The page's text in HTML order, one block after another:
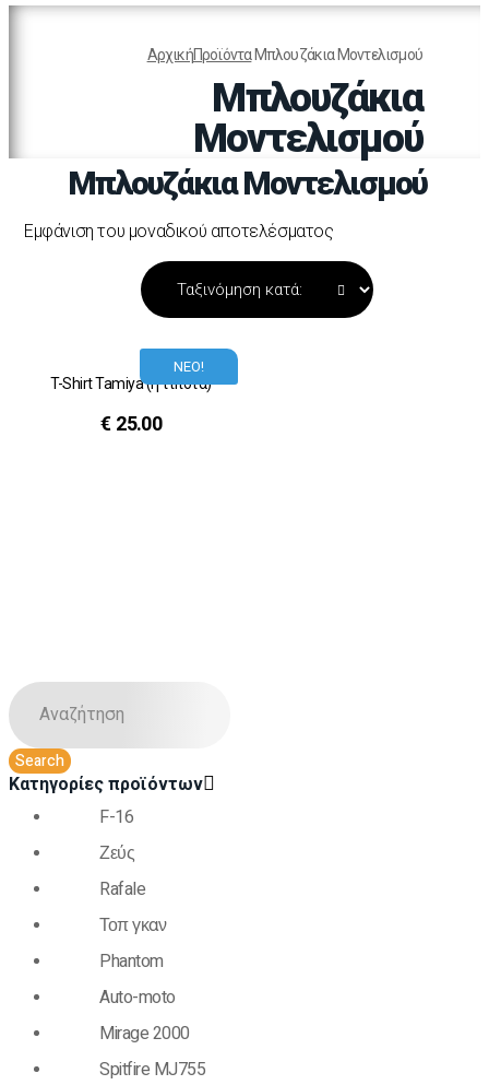
ΑρχικήΠροϊόνταΜπλουζάκια Μοντελισμού
Μπλουζάκια
Μοντελισμού
Μπλουζάκια Μοντελισμού
Εμφάνιση του μοναδικού αποτελέσματος
ΝΕΟ!
T-Shirt Tamiya (ή τίποτα)
€ 25.00
Κατηγορίες προϊόντων
F-16
Ζεύς
Rafale
Τοπ γκαν
Phantom
Auto-moto
Mirage 2000
Spitfire MJ755